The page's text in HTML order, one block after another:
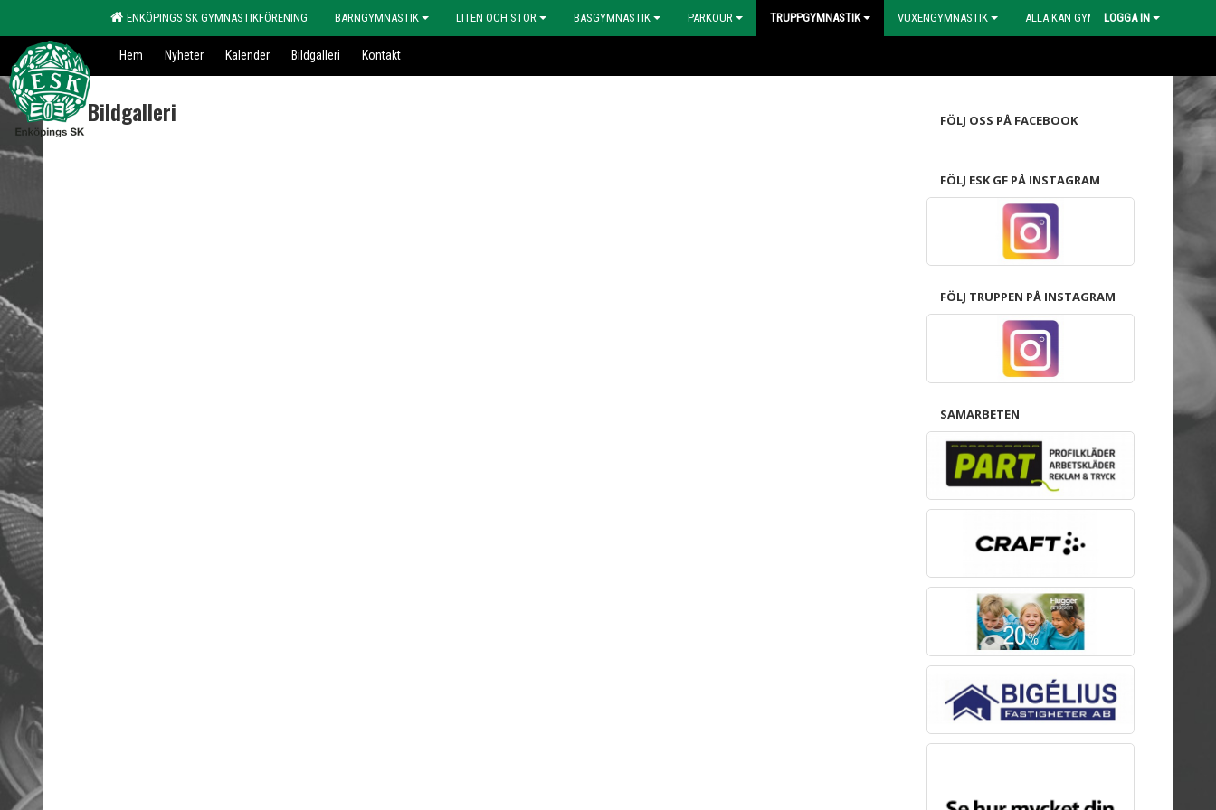
ENKÖPINGS SK GYMNASTIKFÖRENING BARNGYMNASTIK LITEN OCH STOR BASGYMNASTIK PARKOUR TRUPPGYMNASTIK VUXENGYMNASTIK ALLA KAN GYMPALOGGA IN
Hem Nyheter Kalender Bildgalleri Kontakt
Bildgalleri FÖLJ OSS PÅ FACEBOOK
FÖLJ ESK GF PÅ INSTAGRAM
FÖLJ TRUPPEN PÅ INSTAGRAM
SAMARBETEN